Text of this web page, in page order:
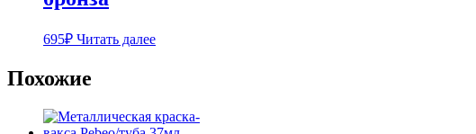
695₽ Читать далее
Похожие